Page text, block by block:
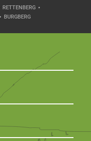
RETTENBERG
BURGBERG